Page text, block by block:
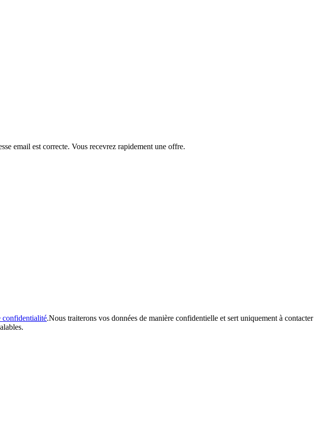
email est correcte. Vous recevrez rapidement une offre.
confidentialité.Nous traiterons vos données de manière confidentielle et sert uniquement à contacter